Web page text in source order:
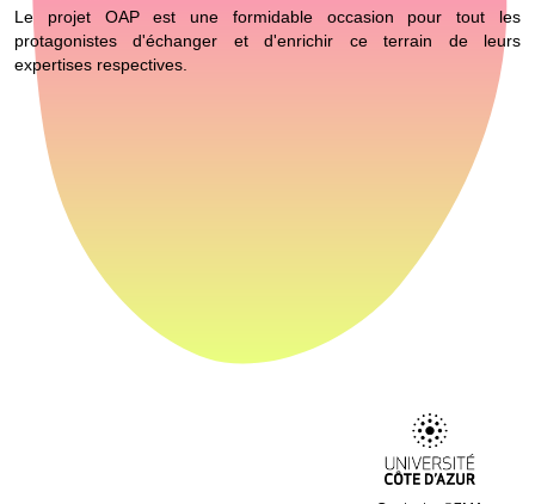
n
Le projet OAP est une formidable occasion pour tout les
protagonistes d'échanger et d'enrichir ce terrain de leurs
expertises respectives.